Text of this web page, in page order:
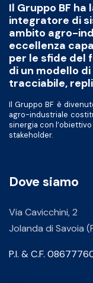
Il Gruppo BF
integratore di
ambito agro-
eccellenza
per le sfide del
di un modello
tracciabile,
Il Gruppo BF è
agro-industriale
sinergia con
stakeholder.
Dove siamo
Via Cavicchini, 2
Jolanda di Savoia
P.I. & C.F.